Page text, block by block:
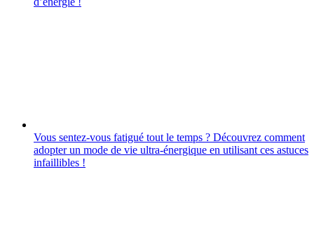
Vous sentez-vous fatigué tout le temps ? Découvrez comment
adopter un mode de vie ultra-énergique en utilisant ces astuces
infaillibles !